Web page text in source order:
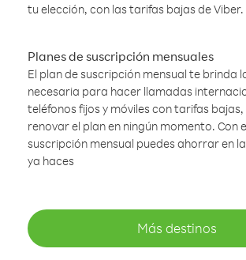
tu elección, con las tarifas bajas de Viber.
Planes de suscripción mensuales
El plan de suscripción mensual te brinda
necesaria para hacer llamadas
teléfonos fijos y móviles con tarifas
renovar el plan en ningún momento. Con
suscripción mensual puedes ahorrar en
ya haces
Más destinos